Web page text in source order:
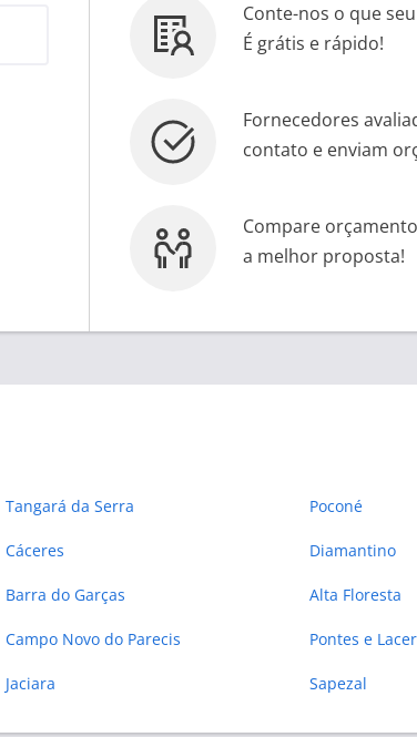
Conte-nos o que
É grátis e rápido!
Fornecedores
contato e enviam
Compare
a melhor proposta!
Tangará da Serra
Cáceres
Barra do Garças
Campo Novo do Parecis
Jaciara
Poconé
Diamantino
Alta Floresta
Pontes e
Sapezal